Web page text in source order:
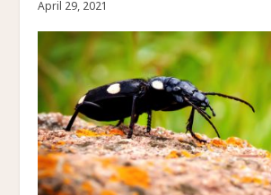
April 29, 2021